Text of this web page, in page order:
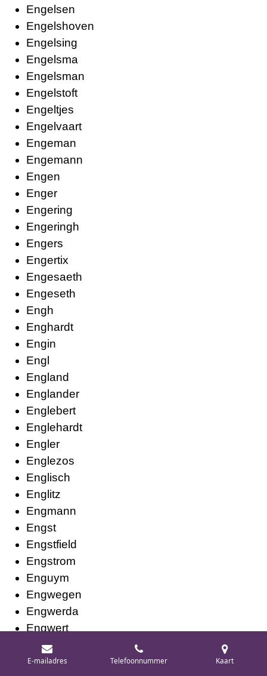
Engelsen
Engelshoven
Engelsing
Engelsma
Engelsman
Engelstoft
Engeltjes
Engelvaart
Engeman
Engemann
Engen
Enger
Engering
Engeringh
Engers
Engertix
Engesaeth
Engeseth
Engh
Enghardt
Engin
Engl
England
Englander
Englebert
Englehardt
Engler
Englezos
Englisch
Englitz
Engmann
Engst
Engstfield
Engstrom
Enguym
Engwegen
Engwerda
Engwert
Engwirda
Enhus
E-mailadres Telefoonnummer Kaart